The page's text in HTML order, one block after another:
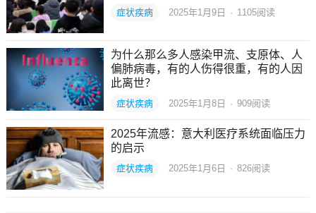
症状疾病 2025年1月9日 · 1105阅读
为什么那么多人感染甲流、支原体、人
偏肺病毒，有的人伤得很重，有的人因
此离世？
症状疾病 2025年1月8日 · 909阅读
2025年流感：意大利医疗系统面临压力
的启示
症状疾病 2025年1月6日 · 826阅读